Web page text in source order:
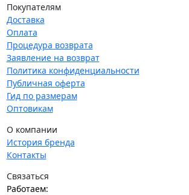
Покупателям
Доставка
Оплата
Процедура возврата
Заявление на возврат
Политика конфиденциальности
Публичная оферта
Гид по размерам
Оптовикам
О компании
История бренда
Контакты
Связаться
Работаем: